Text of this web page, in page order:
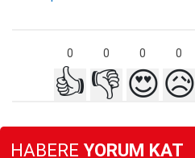
0 0 0 0
👍 👎 😍😥
HABERE YORUM KAT